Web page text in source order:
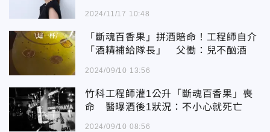
2024/11/17 10:48
「斷魂百香果」拼酒賠命！工程師自介
「酒精補給隊長」 父慟：兒不酗酒
2024/09/10 13:56
竹科工程師灌1公升「斷魂百香果」喪
命 醫曝酒後1狀況：不小心就死亡
2024/09/10 08:56